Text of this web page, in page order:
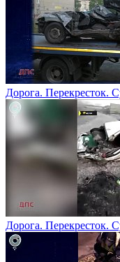
Дорога. Перекресток.
Дорога. Перекресток.